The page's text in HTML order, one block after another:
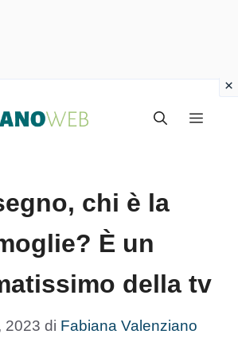
Menu
chi è la
È un
della tv
2023 di Fabiana Valenziano